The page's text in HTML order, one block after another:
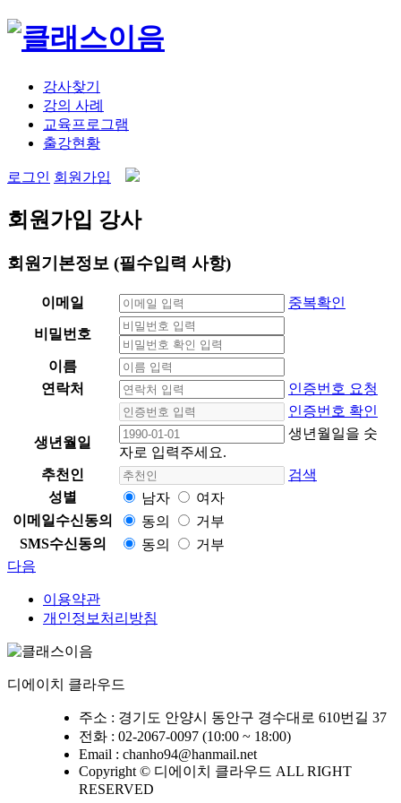
강사찾기
강의 사례
교육프로그램
출강현황
로그인 회원가입
회원가입 강사
회원기본정보 (필수입력 사항)
이메일 중복확인
비밀번호
이름
연락처
인증번호 요청
인증번호 확인
생년월일
생년월일을 숫
자로 입력주세요.
추천인
검색
성별
남자
여자
이메일수신동의
동의
거부
SMS수신동의
동의
거부
다음
이용약관
개인정보처리방침
디에이치 클라우드
주소 : 경기도 안양시 동안구 경수대로 610번길 37
전화 : 02-2067-0097 (10:00 ~ 18:00)
Email : chanho94@hanmail.net
Copyright © 디에이치 클라우드 ALL RIGHT
RESERVED